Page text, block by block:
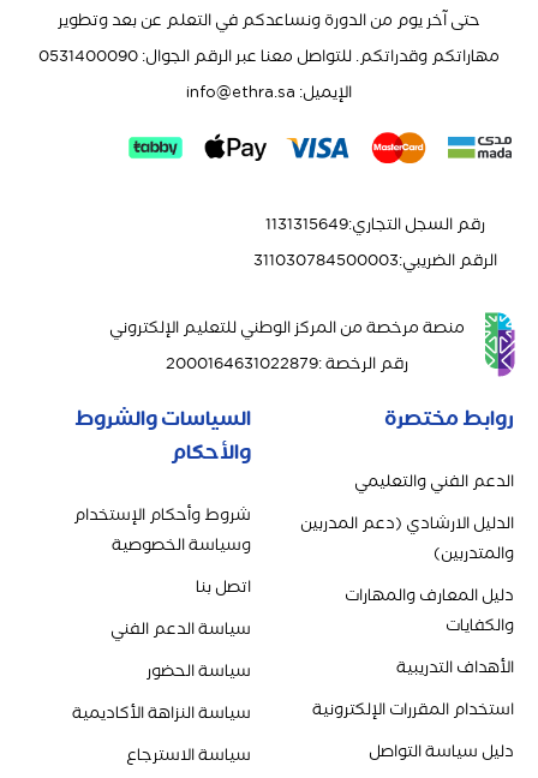
حتى آخر يوم من الدورة ونساعدكم في التعلم عن بعد وتطوير
مهاراتكم وقدراتكم. للتواصل معنا عبر الرقم الجوال: 0531400090
الإيميل: info@ethra.sa
رقم السجل التجاري:
1131315649
الرقم الضريبي:
311030784500003
منصة مرخصة من المركز الوطني للتعليم الإلكتروني
رقم الرخصة:
2000164631022879
روابط مختصرة
الدعم الفني والتعليمي
الدليل الارشادي (دعم المدربين
والمتدربين)
دليل المعارف والمهارات
والكفايات
الأهداف التدريبية
استخدام المقررات الإلكترونية
دليل سياسة التواصل
السياسات والشروط
والأحكام
شروط وأحكام الإستخدام
وسياسة الخصوصية
اتصل بنا
سياسة الدعم الفني
سياسة الحضور
سياسة النزاهة الأكاديمية
سياسة الاسترجاع